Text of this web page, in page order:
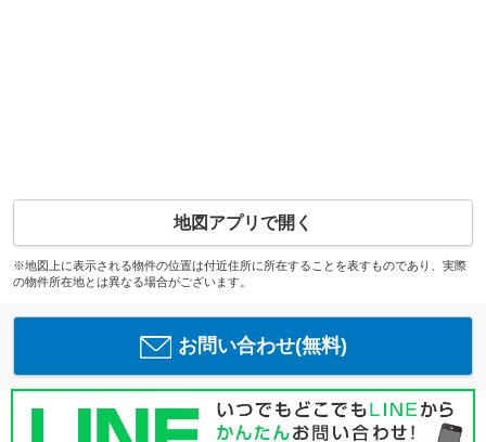
地図アプリで開く
※地図上に表示される物件の位置は付近住所に所在することを表すものであり、実際
の物件所在地とは異なる場合がございます。
お問い合わせ(無料)